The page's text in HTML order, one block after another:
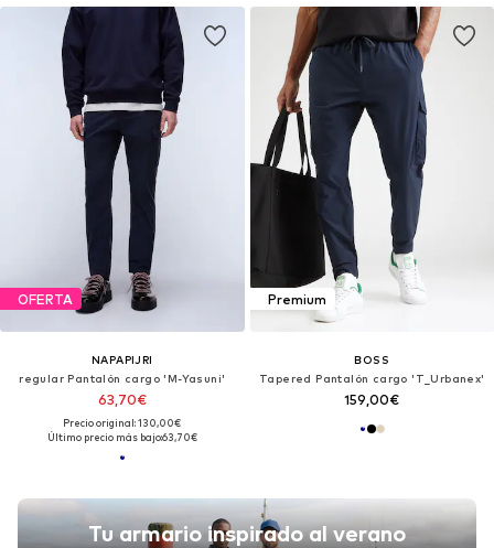
OFERTA
NAPAPIJRI
regular Pantalón cargo 'M-Yasuni'
63,70€
Precio original: 130,00€
Último precio más bajo:63,70€
Tu armario inspirado al verano
Premium
BOSS
Tapered Pantalón cargo 'T_Urbanex'
159,00€